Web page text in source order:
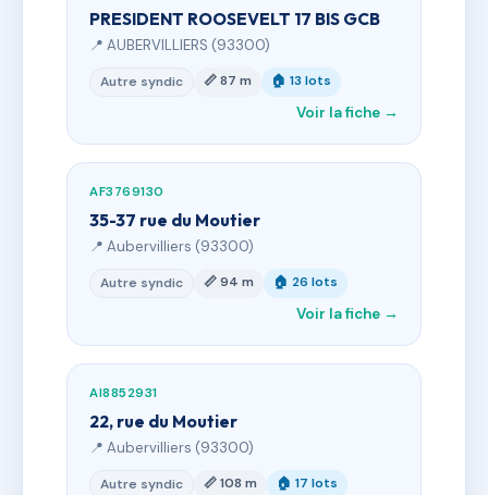
PRESIDENT ROOSEVELT 17 BIS GCB
📍 AUBERVILLIERS (93300)
Autre syndic 📏 87 m 🏠 13 lots
Voir la fiche →
AF3769130
35-37 rue du Moutier
📍 Aubervilliers (93300)
Autre syndic 📏 94 m 🏠 26 lots
Voir la fiche →
AI8852931
22, rue du Moutier
📍 Aubervilliers (93300)
Autre syndic 📏 108 m 🏠 17 lots